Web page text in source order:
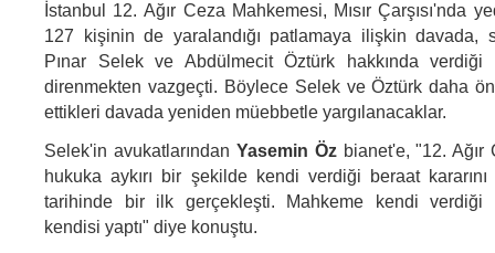
İstanbul 12. Ağır Ceza Mahkemesi, Mısır Çarşısı'nda
127 kişinin de yaralandığı patlamaya ilişkin davada,
Pınar Selek ve Abdülmecit Öztürk hakkında verdiği
direnmekten vazgeçti. Böylece Selek ve Öztürk daha
ettikleri davada yeniden müebbetle yargılanacaklar.
Selek'in avukatlarından Yasemin Özbianet'e, "12. Ağır
hukuka aykırı bir şekilde kendi verdiği beraat
tarihinde bir ilk gerçekleşti. Mahkeme kendi verdiği
kendisi yaptı" diye konuştu.